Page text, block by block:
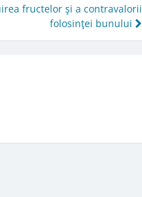
fructelor şi a contravalorii
folosinţei bunului